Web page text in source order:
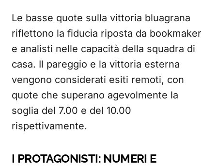
Le basse quote sulla vittoria bluagrana
riflettono la fiducia riposta da bookmaker
e analisti nelle capacità della squadra di
casa. Il pareggio e la vittoria esterna
vengono considerati esiti remoti, con
quote che superano agevolmente la
soglia del 7.00 e del 10.00
rispettivamente.
I PROTAGONISTI: NUMERI E